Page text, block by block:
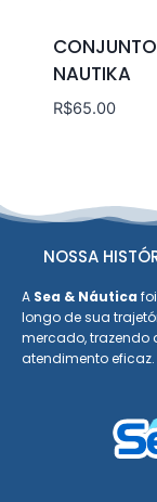
NAUTIKA
R$65.00
NOSSA
A Sea & Náutica
longo de sua
mercado, trazendo
atendimento eficaz.